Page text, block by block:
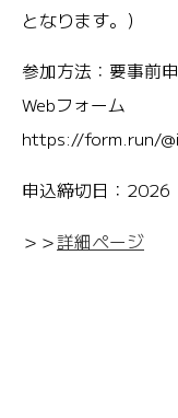
となります。）
参加方法：要事前
Webフォーム
https://form.run/
申込締切日：2026
＞＞詳細ページ